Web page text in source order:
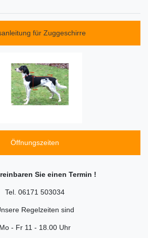
für Zuggeschirre
Öffnungszeiten
Sie einen Termin !
Tel. 06171 503034
Regelzeiten sind
Mo - Fr 11 - 18.00 Uhr